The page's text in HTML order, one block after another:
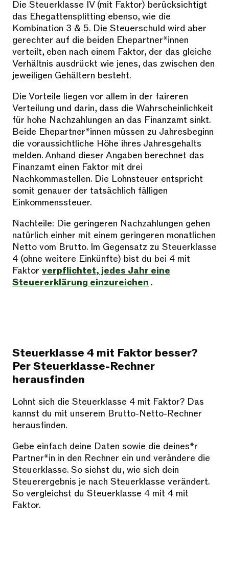
Die Steuerklasse IV (mit Faktor) berücksichtigt
das Ehegattensplitting ebenso, wie die
Kombination 3 & 5. Die Steuerschuld wird aber
gerechter auf die beiden Ehepartner*innen
verteilt, eben nach einem Faktor, der das gleiche
Verhältnis ausdrückt wie jenes, das zwischen den
jeweiligen Gehältern besteht.
Die Vorteile liegen vor allem in der faireren
Verteilung und darin, dass die Wahrscheinlichkeit
für hohe Nachzahlungen an das Finanzamt sinkt.
Beide Ehepartner*innen müssen zu Jahresbeginn
die voraussichtliche Höhe ihres Jahresgehalts
melden. Anhand dieser Angaben berechnet das
Finanzamt einen Faktor mit drei
Nachkommastellen. Die Lohnsteuer entspricht
somit genauer der tatsächlich fälligen
Einkommenssteuer.
Nachteile: Die geringeren Nachzahlungen gehen
natürlich einher mit einem geringeren monatlichen
Netto vom Brutto. Im Gegensatz zu Steuerklasse
4 (ohne weitere Einkünfte) bist du bei 4 mit
Faktor verpflichtet, jedes Jahr eine
Steuererklärung einzureichen .
Steuerklasse 4 mit Faktor besser?
Per Steuerklasse-Rechner
herausfinden
Lohnt sich die Steuerklasse 4 mit Faktor? Das
kannst du mit unserem Brutto-Netto-Rechner
herausfinden.
Gebe einfach deine Daten sowie die deines*r
Partner*in in den Rechner ein und verändere die
Steuerklasse. So siehst du, wie sich dein
Steuerergebnis je nach Steuerklasse verändert.
So vergleichst du Steuerklasse 4 mit 4 mit
Faktor.